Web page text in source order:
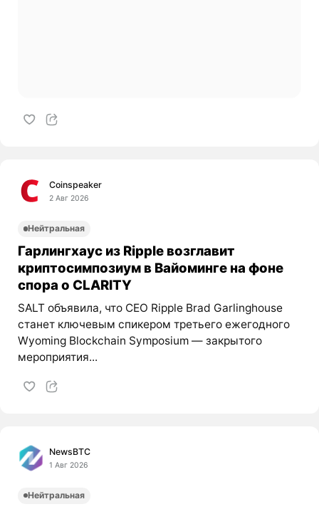
Coinspeaker
2 Авг 2026
Нейтральная
Гарлингхаус из Ripple возглавит
криптосимпозиум в Вайоминге на фоне
спора о CLARITY
SALT объявила, что CEO Ripple Brad Garlinghouse
станет ключевым спикером третьего ежегодного
Wyoming Blockchain Symposium — закрытого
мероприятия...
NewsBTC
1 Авг 2026
Нейтральная